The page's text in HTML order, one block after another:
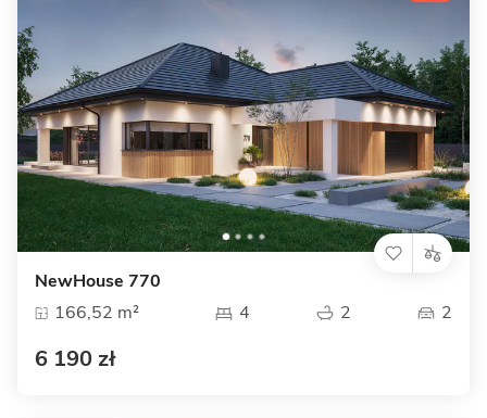
NewHouse 770
166,52 m²
4 2 2
6 190 zł